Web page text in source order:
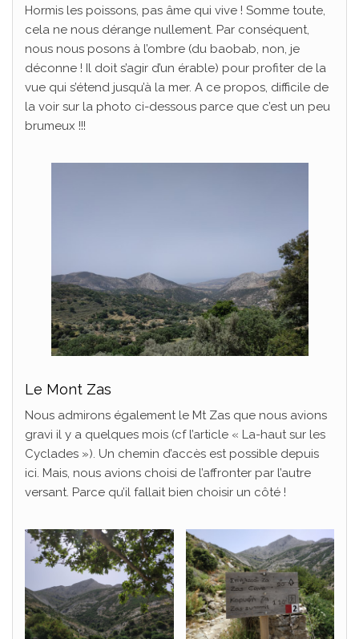
Hormis les poissons, pas âme qui vive ! Somme toute,
cela ne nous dérange nullement. Par conséquent,
nous nous posons à l’ombre (du baobab, non, je
déconne ! Il doit s’agir d’un érable) pour profiter de la
vue qui s’étend jusqu’à la mer. A ce propos, difficile de
la voir sur la photo ci-dessous parce que c’est un peu
brumeux !!!
Le Mont Zas
Nous admirons également le Mt Zas que nous avions
gravi il y a quelques mois (cf l’article « La-haut sur les
Cyclades »). Un chemin d’accès est possible depuis
ici. Mais, nous avions choisi de l’affronter par l’autre
versant. Parce qu’il fallait bien choisir un côté !